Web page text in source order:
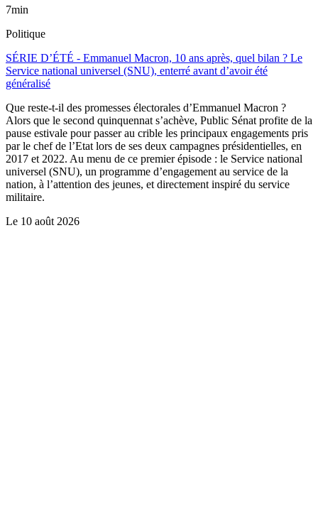
7min
Politique
SÉRIE D’ÉTÉ - Emmanuel Macron, 10 ans après, quel bilan ? Le
Service national universel (SNU), enterré avant d’avoir été
généralisé
Que reste-t-il des promesses électorales d’Emmanuel Macron ?
Alors que le second quinquennat s’achève, Public Sénat profite de la
pause estivale pour passer au crible les principaux engagements pris
par le chef de l’Etat lors de ses deux campagnes présidentielles, en
2017 et 2022. Au menu de ce premier épisode : le Service national
universel (SNU), un programme d’engagement au service de la
nation, à l’attention des jeunes, et directement inspiré du service
militaire.
Le 10 août 2026